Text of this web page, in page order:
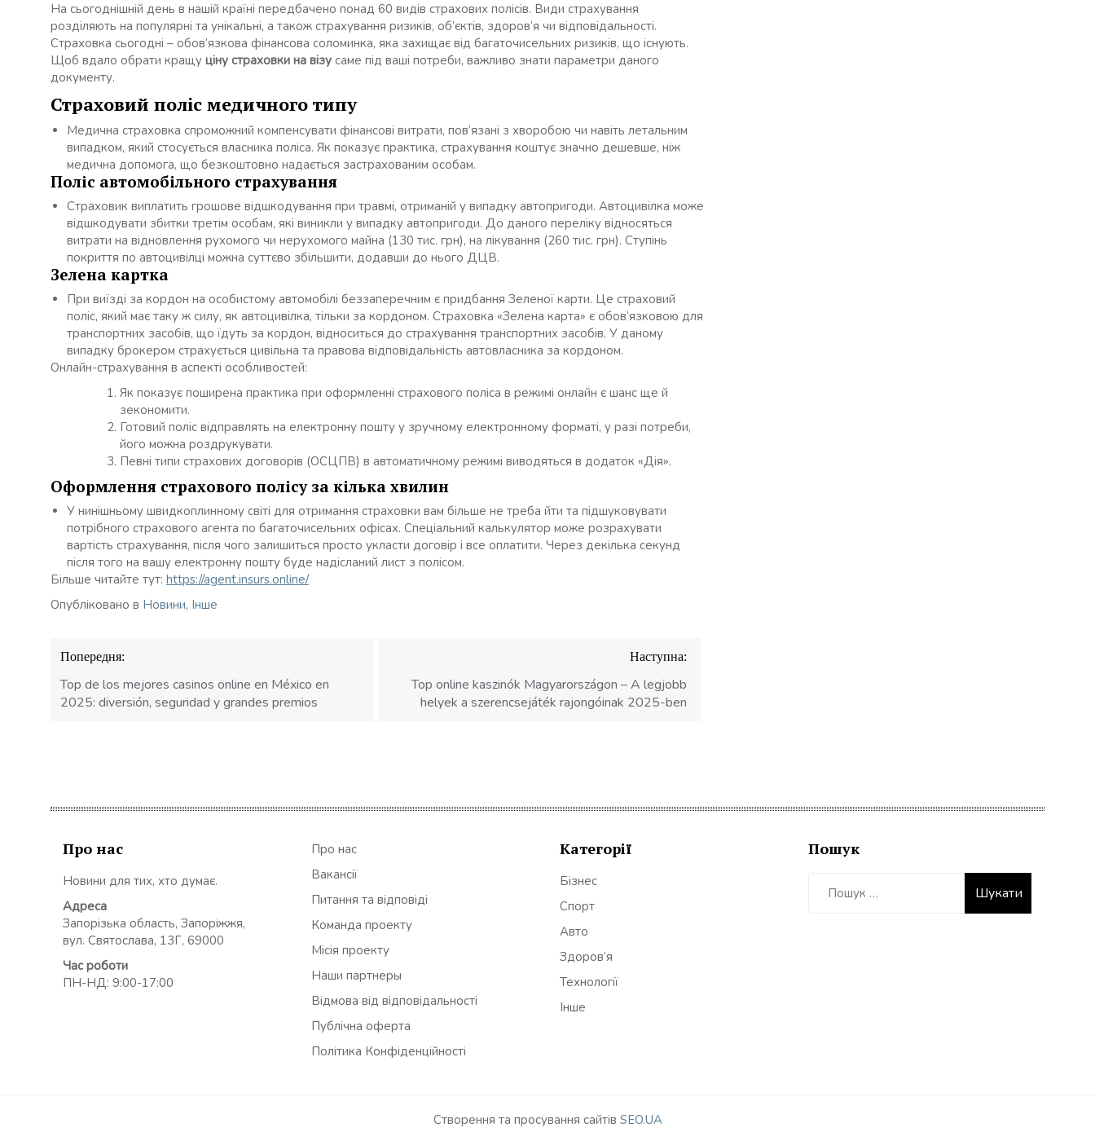
На сьогоднішній день в нашій країні передбачено понад 60 видів страхових полісів. Види страхування
розділяють на популярні та унікальні, а також страхування ризиків, об’єктів, здоров’я чи відповідальності.
Страховка сьогодні – обов’язкова фінансова соломинка, яка захищає від багаточисельних ризиків, що існують.
Щоб вдало обрати кращу ціну страховки на візу саме під ваші потреби, важливо знати параметри даного
документу.
Страховий поліс медичного типу
Медична страховка спроможний компенсувати фінансові витрати, пов’язані з хворобою чи навіть летальним
випадком, який стосується власника поліса. Як показує практика, страхування коштує значно дешевше, ніж
медична допомога, що безкоштовно надається застрахованим особам.
Поліс автомобільного страхування
Страховик виплатить грошове відшкодування при травмі, отриманій у випадку автопригоди. Автоцивілка може
відшкодувати збитки третім особам, які виникли у випадку автопригоди. До даного переліку відносяться
витрати на відновлення рухомого чи нерухомого майна (130 тис. грн), на лікування (260 тис. грн). Ступінь
покриття по автоцивілці можна суттєво збільшити, додавши до нього ДЦВ.
Зелена картка
При виїзді за кордон на особистому автомобілі беззаперечним є придбання Зеленої карти. Це страховий
поліс, який має таку ж силу, як автоцивілка, тільки за кордоном. Страховка «Зелена карта» є обов’язковою для
транспортних засобів, що їдуть за кордон, відноситься до страхування транспортних засобів. У даному
випадку брокером страхується цивільна та правова відповідальність автовласника за кордоном.
Онлайн-страхування в аспекті особливостей:
Як показує поширена практика при оформленні страхового поліса в режимі онлайн є шанс ще й
зекономити.
Готовий поліс відправлять на електронну пошту у зручному електронному форматі, у разі потреби,
його можна роздрукувати.
Певні типи страхових договорів (ОСЦПВ) в автоматичному режимі виводяться в додаток «Дія».
Оформлення страхового полісу за кілька хвилин
У нинішньому швидкоплинному світі для отримання страховки вам більше не треба йти та підшуковувати
потрібного страхового агента по багаточисельних офісах. Спеціальний калькулятор може розрахувати
вартість страхування, після чого залишиться просто укласти договір і все оплатити. Через декілька секунд
після того на вашу електронну пошту буде надісланий лист з полісом.
Більше читайте тут: https://agent.insurs.online/
Опубліковано в Новини, Інше
Навігація
записів
Попередня:
Top de los mejores casinos online en México en
2025: diversión, seguridad y grandes premios
Наступна:
Top online kaszinók Magyarországon – A legjobb
helyek a szerencsejáték rajongóinak 2025-ben
Про нас
Новини для тих, хто думає.
Адреса
Запорізька область, Запоріжжя,
вул. Святослава, 13Г, 69000
Час роботи
ПН-НД: 9:00-17:00
Про нас
Вакансії
Питання та відповіді
Команда проекту
Місія проекту
Наши партнеры
Відмова від відповідальності
Публічна оферта
Політика Конфіденційності
Категорії
Бізнес
Спорт
Авто
Здоров’я
Технології
Інше
Пошук
Створення та просування сайтів SEO.UA